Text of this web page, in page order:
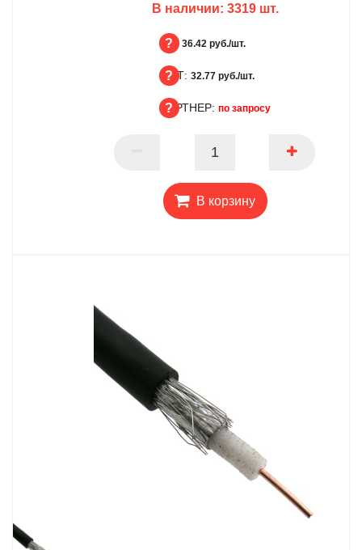
В наличии: 3319шт.
БЦ: 36.42 руб./шт.
ОПТ: 32.77 руб./шт.
ПАРТНЕР: по запросу
В корзину